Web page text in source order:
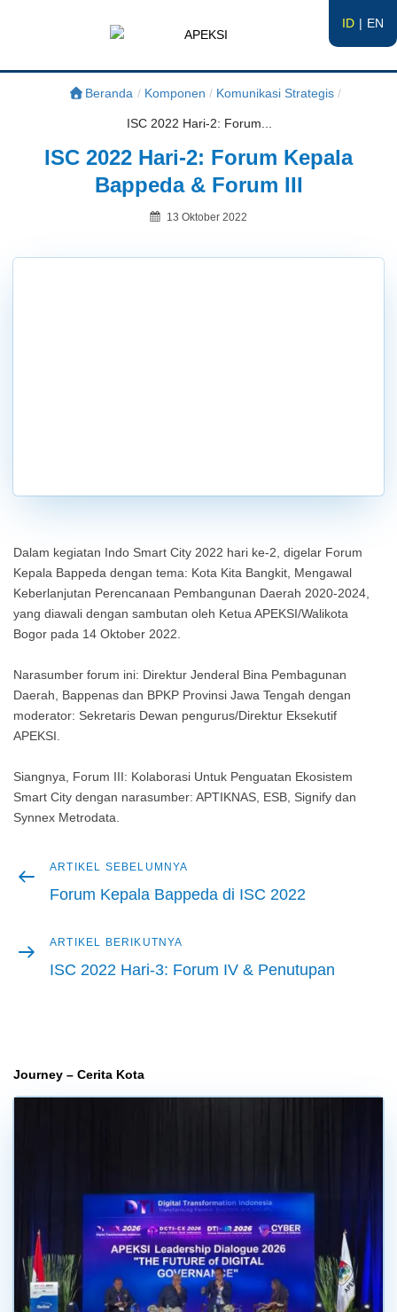
ID EN
APEKSI
#APEKSInergiBeranda / Komponen / Komunikasi Strategis /
ISC 2022 Hari-2: Forum...
ISC 2022 Hari-2: Forum Kepala
Bappeda & Forum III
Posted
13 Oktober 2022
Dalam kegiatan Indo Smart City 2022 hari ke-2, digelar Forum
Kepala Bappeda dengan tema: Kota Kita Bangkit, Mengawal
Keberlanjutan Perencanaan Pembangunan Daerah 2020-2024,
yang diawali dengan sambutan oleh Ketua APEKSI/Walikota
Bogor pada 14 Oktober 2022.
Narasumber forum ini: Direktur Jenderal Bina Pembagunan
Daerah, Bappenas dan BPKP Provinsi Jawa Tengah dengan
moderator: Sekretaris Dewan pengurus/Direktur Eksekutif
APEKSI.
Siangnya, Forum III: Kolaborasi Untuk Penguatan Ekosistem
Smart City dengan narasumber: APTIKNAS, ESB, Signify dan
Synnex Metrodata.
Navigasi
pos
Artikel
sebelumnya
ARTIKEL SEBELUMNYA
Forum Kepala Bappeda di ISC 2022
Artikel
berikutnya
ARTIKEL BERIKUTNYA
ISC 2022 Hari-3: Forum IV & Penutupan
Journey – Cerita Kota